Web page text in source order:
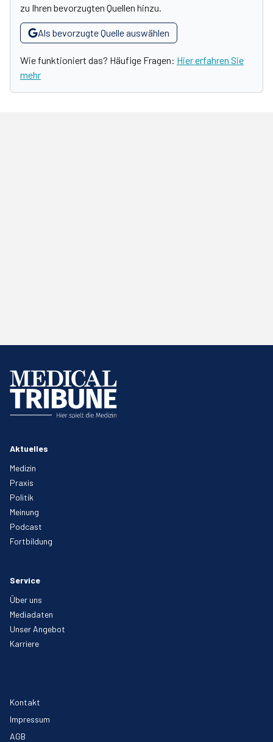
zu Ihren bevorzugten Quellen hinzu.
Als bevorzugte Quelle auswählen
Wie funktioniert das? Häufige Fragen: Hier erfahren Sie
mehr
Aktuelles
Medizin
Praxis
Politik
Meinung
Podcast
Fortbildung
Service
Über uns
Mediadaten
Unser Angebot
Karriere
Kontakt
Impressum
AGB